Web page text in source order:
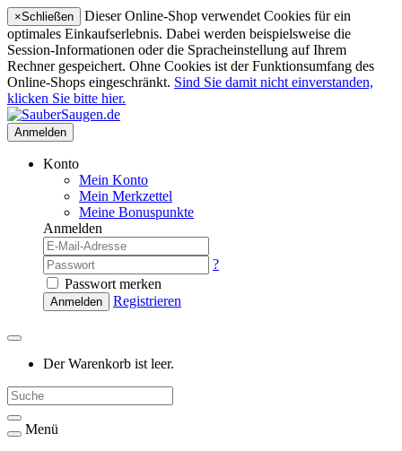
×Schließen
Dieser Online-Shop verwendet Cookies für ein
optimales Einkaufserlebnis. Dabei werden beispielsweise die
Session-Informationen oder die Spracheinstellung auf Ihrem
Rechner gespeichert. Ohne Cookies ist der Funktionsumfang des
Online-Shops eingeschränkt. Sind Sie damit nicht einverstanden,
klicken Sie bitte hier.
Anmelden
Konto
Mein Konto
Mein Merkzettel
Meine Bonuspunkte
Anmelden
?
Passwort merken
Anmelden Registrieren
Der Warenkorb ist leer.
Menü